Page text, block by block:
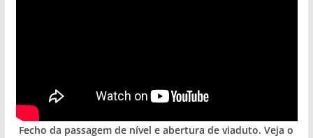
Fecho da passagem de nível e abertura de viaduto. Veja o